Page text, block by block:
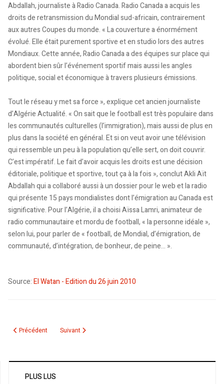
Abdallah, journaliste à Radio Canada. Radio Canada a acquis les
droits de retransmission du Mondial sud-africain, contrairement
aux autres Coupes du monde. « La couverture a énormément
évolué. Elle était purement sportive et en studio lors des autres
Mondiaux. Cette année, Radio Canada a des équipes sur place qui
abordent bien sûr l’événement sportif mais aussi les angles
politique, social et économique à travers plusieurs émissions.
Tout le réseau y met sa force », explique cet ancien journaliste
d’Algérie Actualité. « On sait que le football est très populaire dans
les communautés culturelles (l’immigration), mais aussi de plus en
plus dans la société en général. Et si on veut avoir une télévision
qui ressemble un peu à la population qu’elle sert, on doit couvrir.
C’est impératif. Le fait d’avoir acquis les droits est une décision
éditoriale, politique et sportive, tout ça à la fois », conclut Akli Aït
Abdallah qui a collaboré aussi à un dossier pour le web et la radio
qui présente 15 pays mondialistes dont l’émigration au Canada est
significative. Pour l’Algérie, il a choisi Aïssa Lamri, animateur de
radio communautaire et mordu de football, « la personne idéale »,
selon lui, pour parler de « football, de Mondial, d’émigration, de
communauté, d’intégration, de bonheur, de peine… ».
Source:El Watan - Edition du 26 juin 2010
Article précédent : L'équipe d'Algérie de retour au pays
Précédent Article suivant : Sans buteur, pas de bonheur
Suivant
PLUS LUS